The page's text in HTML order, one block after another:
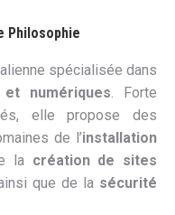
Philosophie
spécialisée dans
numériques. Forte
elle propose des
de l’installation
la création de sites
que de la sécurité